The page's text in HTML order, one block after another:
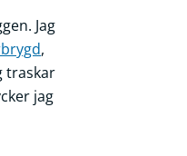
Jag
,
traskar
jag